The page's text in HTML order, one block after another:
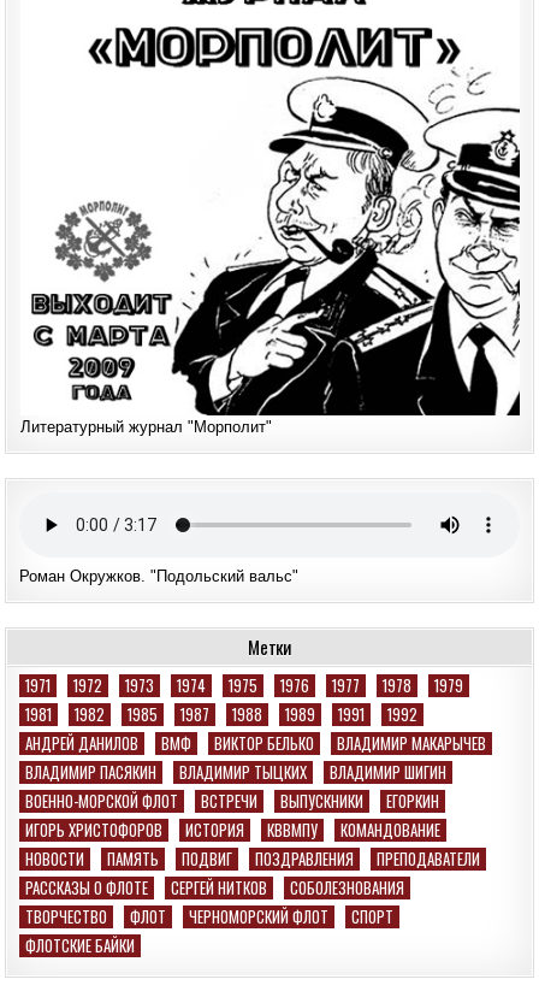
Литературный журнал "Морполит"
Роман Окружков. "Подольский вальс"
Метки
1971 1972 1973 1974 1975 1976 1977 1978
1979
1981
1982 1985 1987 1988 1989 1991
1992
АНДРЕЙ ДАНИЛОВ
ВМФ ВИКТОР БЕЛЬКО
ВЛАДИМИР МАКАРЫЧЕВ
ВЛАДИМИР ПАСЯКИН
ВЛАДИМИР ТЫЦКИХ
ВЛАДИМИР ШИГИН
ВОЕННО-МОРСКОЙ ФЛОТ
ВСТРЕЧИ ВЫПУСКНИКИ
ЕГОРКИН
ИГОРЬ ХРИСТОФОРОВ
ИСТОРИЯ КВВМПУ
КОМАНДОВАНИЕ
НОВОСТИ
ПАМЯТЬ ПОДВИГ ПОЗДРАВЛЕНИЯ
ПРЕПОДАВАТЕЛИ
РАССКАЗЫ О ФЛОТЕ
СЕРГЕЙ НИТКОВ
СОБОЛЕЗНОВАНИЯ
ТВОРЧЕСТВО
ФЛОТ ЧЕРНОМОРСКИЙ ФЛОТ
СПОРТ
ФЛОТСКИЕ БАЙКИ